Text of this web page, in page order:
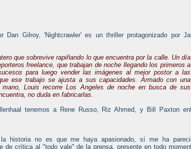
Dan Gilroy, 'Nightcrawler' es un thriller protagonizado por
que sobrevive rapiñando lo que encuentra por la calle. Un día
freelance, que trabajan de noche llegando los primeros a
para luego vender las imágenes al mejor postor a las
ese trabajo se ajusta a sus capacidades. Armado con una
mano, Louis recorre Los Angeles de noche en busca de sus
no duda en fabricarlas.
tenemos a Rene Russo, Riz Ahmed, y Bill Paxton
la historia no es que me haya apasionado, sí me ha
de crítica al "todo vale" de la prensa, presente en todo